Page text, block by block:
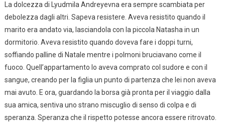
La dolcezza di Lyudmila Andreyevna era sempre scambiata per
debolezza dagli altri. Sapeva resistere. Aveva resistito quando il
marito era andato via, lasciandola con la piccola Natasha in un
dormitorio. Aveva resistito quando doveva fare i doppi turni,
soffiando palline di Natale mentre i polmoni bruciavano come il
fuoco. Quell’appartamento lo aveva comprato col sudore e con il
sangue, creando per la figlia un punto di partenza che lei non aveva
mai avuto. E ora, guardando la borsa già pronta per il viaggio dalla
sua amica, sentiva uno strano miscuglio di senso di colpa e di
speranza. Speranza che il rispetto potesse ancora essere ritrovato.